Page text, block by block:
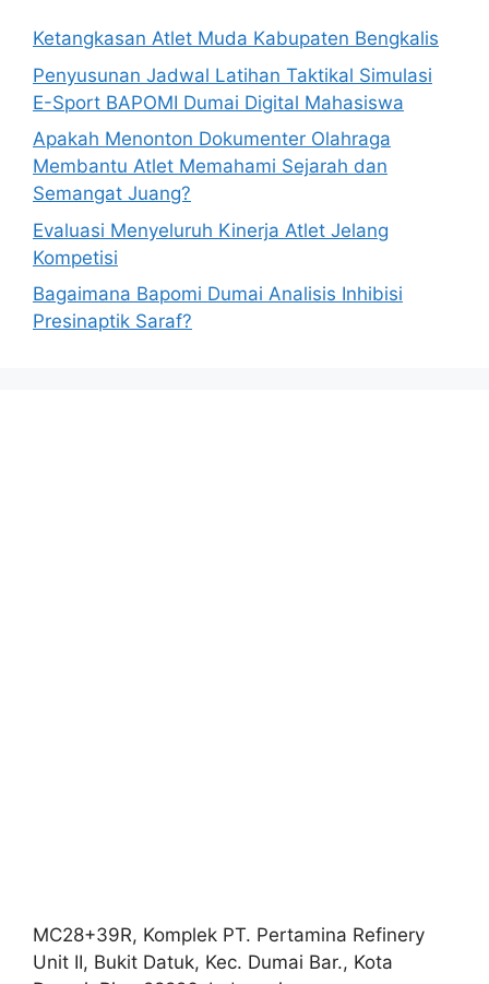
Ketangkasan Atlet Muda Kabupaten Bengkalis
Penyusunan Jadwal Latihan Taktikal Simulasi
E-Sport BAPOMI Dumai Digital Mahasiswa
Apakah Menonton Dokumenter Olahraga
Membantu Atlet Memahami Sejarah dan
Semangat Juang?
Evaluasi Menyeluruh Kinerja Atlet Jelang
Kompetisi
Bagaimana Bapomi Dumai Analisis Inhibisi
Presinaptik Saraf?
MC28+39R, Komplek PT. Pertamina Refinery
Unit II, Bukit Datuk, Kec. Dumai Bar., Kota